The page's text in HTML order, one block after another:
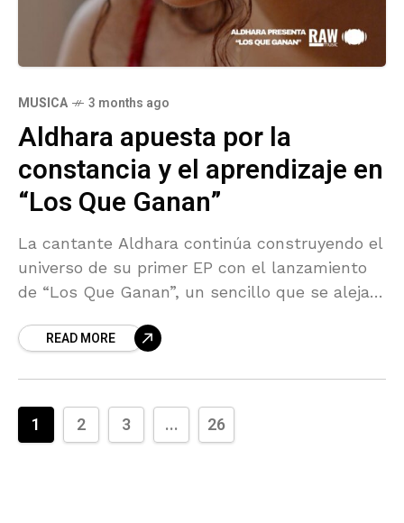
MUSICA 3 months ago
Aldhara apuesta por la
constancia y el aprendizaje en
“Los Que Ganan”
La cantante Aldhara continúa construyendo el
universo de su primer EP con el lanzamiento
de “Los Que Ganan”, un sencillo que se aleja
READ MORE
1 2 3 ... 26